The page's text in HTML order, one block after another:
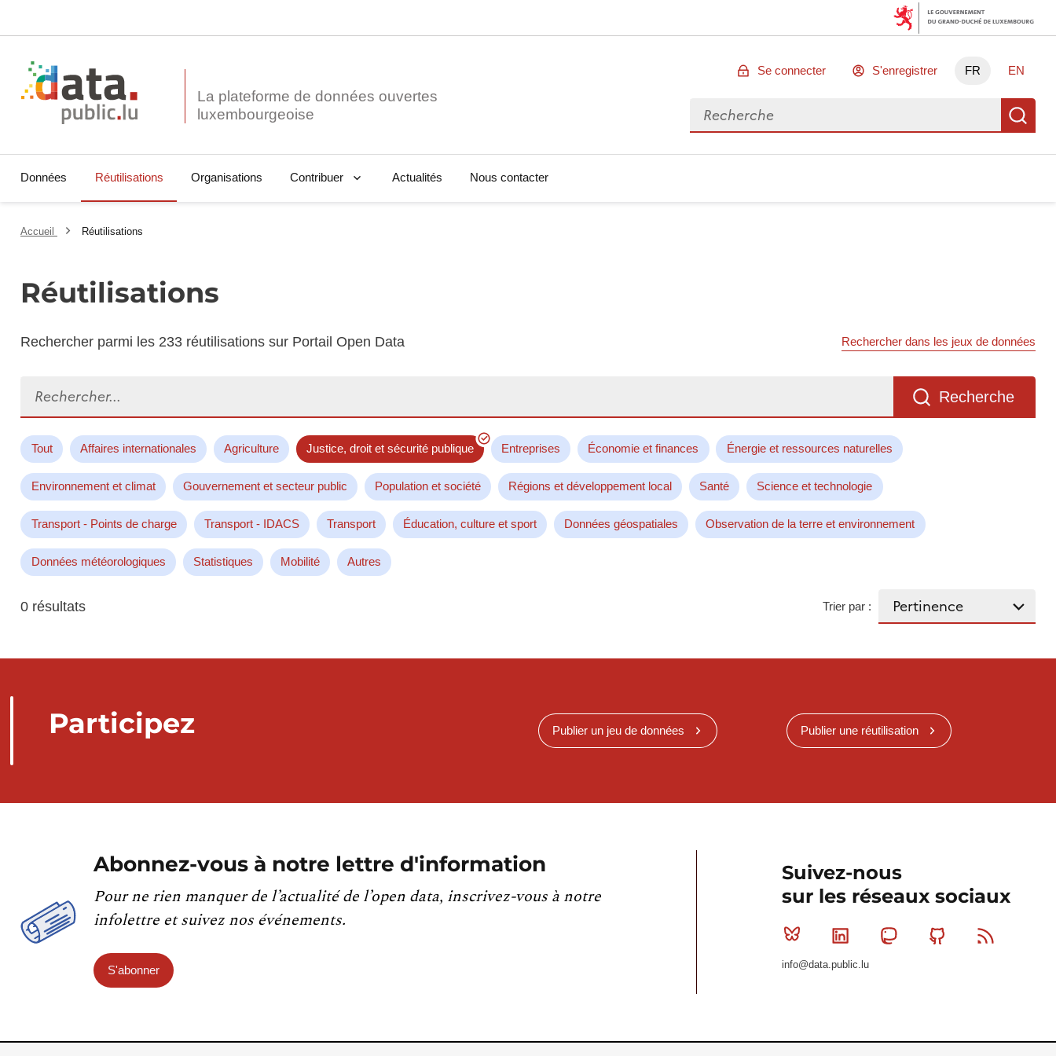
La plateforme de données ouvertes
Se connecter S'enregistrer FR EN
Rechercher des données
Données Réutilisations Organisations Contribuer Actualités Nous contacter
Accueil Réutilisations
Réutilisations
Rechercher parmi les 233 réutilisations sur Portail Open Data Rechercher dans les jeux de données
Recherche
Tout Affaires internationales Agriculture Justice, droit et sécurité publique Entreprises Économie et finances Énergie et ressources naturelles
Environnement et climat Gouvernement et secteur public Population et société Régions et développement local Santé Science et technologie
Transport - Points de charge Transport - IDACS Transport Éducation, culture et sport Données géospatiales Observation de la terre et environnement
Données météorologiques Statistiques Mobilité Autres
0 résultats Trier par :
Participez Publier un jeu de données Publier une réutilisation
Abonnez-vous à notre lettre d'information
Pour ne rien manquer de l’actualité de l’open data, inscrivez-vous à notre
infolettre et suivez nos événements.
S'abonner
Suivez-nous
sur les réseaux sociaux
Bluesky Linkedin MastodonGithub
info@data.public.lu